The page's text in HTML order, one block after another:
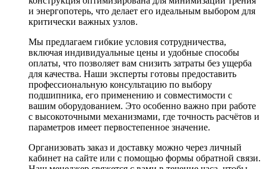
и энергопотерь, что делает его идеальным выбором для
критически важных узлов.
Мы предлагаем гибкие условия сотрудничества,
включая индивидуальные цены и удобные способы
оплаты, что позволяет вам снизить затраты без ущерба
для качества. Наши эксперты готовы предоставить
профессиональную консультацию по выбору
подшипника, его применению и совместимости с
вашим оборудованием. Это особенно важно при работе
с высокоточными механизмами, где точность расчётов и
параметров имеет первостепенное значение.
Организовать заказ и доставку можно через личный
кабинет на сайте или с помощью формы обратной связи.